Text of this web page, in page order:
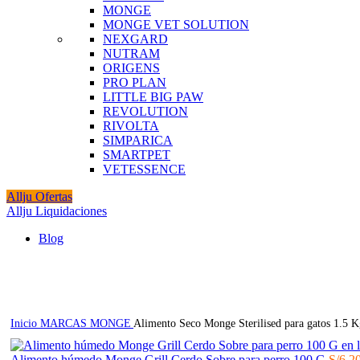
MONGE
MONGE VET SOLUTION
NEXGARD
NUTRAM
ORIGENS
PRO PLAN
LITTLE BIG PAW
REVOLUTION
RIVOLTA
SIMPARICA
SMARTPET
VETESSENCE
Allju Ofertas
Allju Liquidaciones
Blog
Inicio MARCAS MONGE Alimento Seco Monge Sterilised para gatos 1.5